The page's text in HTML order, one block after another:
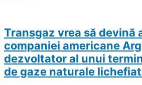
Transgaz vrea să devină
companiei americane
dezvoltator al unui
de gaze naturale